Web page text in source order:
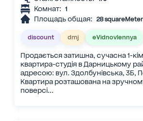
Комнат: 1
Площадь общая: 28
discount dmj eVidnovlennya
Продається затишна, сучасна 1-
квартира-студія в Дарницькому
адресою: вул. Здолбунівська, 3Б,
Квартира розташована на
поверсі...